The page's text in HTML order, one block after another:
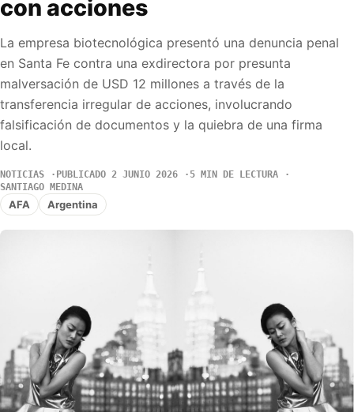
con acciones
La empresa biotecnológica presentó una denuncia penal
en Santa Fe contra una exdirectora por presunta
malversación de USD 12 millones a través de la
transferencia irregular de acciones, involucrando
falsificación de documentos y la quiebra de una firma
local.
NOTICIAS PUBLICADO 2 JUNIO 2026
5 MIN DE LECTURA
SANTIAGO MEDINA
AFA Argentina